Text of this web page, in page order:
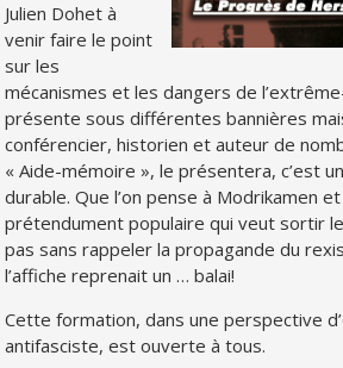
Julien Dohet à
venir faire le point
sur les
mécanismes et les dangers de
présente sous différentes bannières
conférencier, historien et auteur de
« Aide-mémoire », le présentera, c’est
durable. Que l’on pense à Modrikamen
prétendument populaire qui veut sortir
pas sans rappeler la propagande du
l’affiche reprenait un … balai!
Cette formation, dans une perspective
antifasciste, est ouverte à tous.